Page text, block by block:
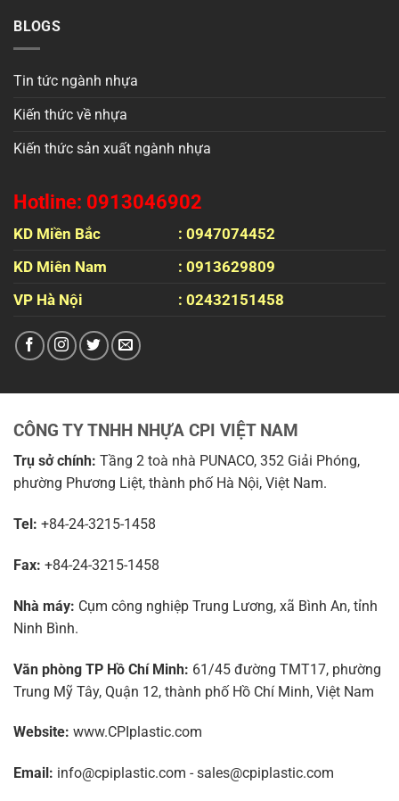
BLOGS
Tin tức ngành nhựa
Kiến thức về nhựa
Kiến thức sản xuất ngành nhựa
Hotline: 0913046902
KD Miền Bắc
: 0947074452
KD Miên Nam
: 0913629809
VP Hà Nội
: 02432151458
CÔNG TY TNHH NHỰA CPI VIỆT NAM
Trụ sở chính: Tầng 2 toà nhà PUNACO, 352 Giải Phóng,
phường Phương Liệt, thành phố Hà Nội, Việt Nam.
Tel: +84-24-3215-1458
Fax: +84-24-3215-1458
Nhà máy: Cụm công nghiệp Trung Lương, xã Bình An, tỉnh
Ninh Bình.
Văn phòng TP Hồ Chí Minh: 61/45 đường TMT17, phường
Trung Mỹ Tây, Quận 12, thành phố Hồ Chí Minh, Việt Nam
Website: www.CPIplastic.com
Email: info@cpiplastic.com - sales@cpiplastic.com